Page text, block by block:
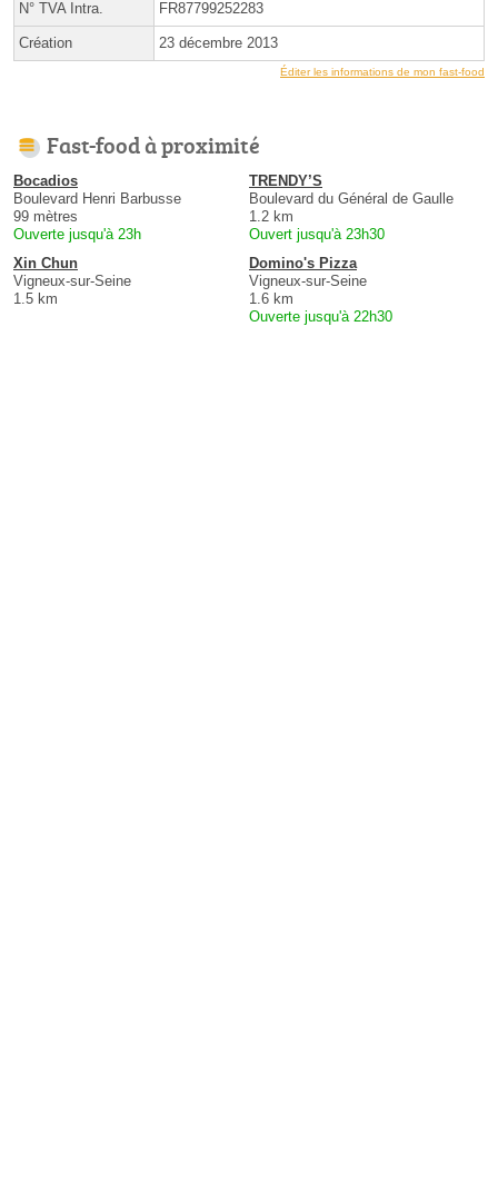
N° TVA Intra. FR87799252283
Création 23 décembre 2013
Éditer les informations de mon fast-food
Fast-food à proximité
Bocadios
Boulevard Henri Barbusse
99 mètres
Ouverte jusqu'à 23h
TRENDY’S
Boulevard du Général de Gaulle
1.2 km
Ouvert jusqu'à 23h30
Xin Chun
Vigneux-sur-Seine
1.5 km
Domino's Pizza
Vigneux-sur-Seine
1.6 km
Ouverte jusqu'à 22h30